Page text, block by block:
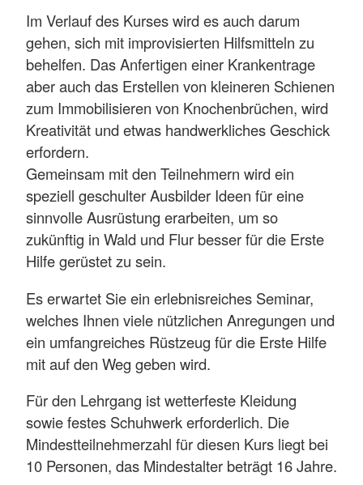
Im Verlauf des Kurses wird es auch darum
gehen, sich mit improvisierten Hilfsmitteln zu
behelfen. Das Anfertigen einer Krankentrage
aber auch das Erstellen von kleineren Schienen
zum Immobilisieren von Knochenbrüchen, wird
Kreativität und etwas handwerkliches Geschick
erfordern.
Gemeinsam mit den Teilnehmern wird ein
speziell geschulter Ausbilder Ideen für eine
sinnvolle Ausrüstung erarbeiten, um so
zukünftig in Wald und Flur besser für die Erste
Hilfe gerüstet zu sein.
Es erwartet Sie ein erlebnisreiches Seminar,
welches Ihnen viele nützlichen Anregungen und
ein umfangreiches Rüstzeug für die Erste Hilfe
mit auf den Weg geben wird.
Für den Lehrgang ist wetterfeste Kleidung
sowie festes Schuhwerk erforderlich. Die
Mindestteilnehmerzahl für diesen Kurs liegt bei
10 Personen, das Mindestalter beträgt 16 Jahre.